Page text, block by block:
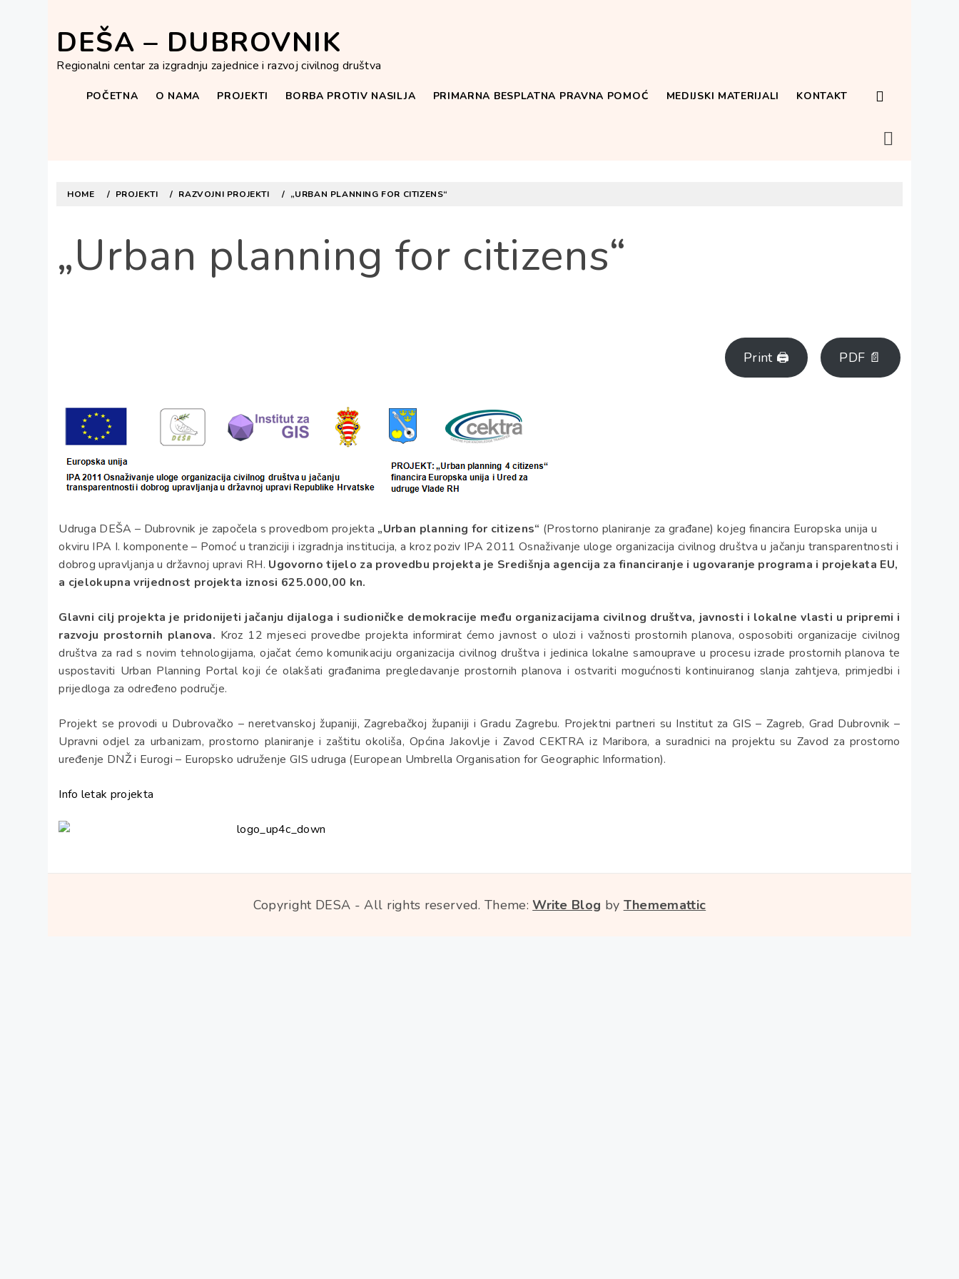
content
DEŠA – DUBROVNIK
Regionalni centar za izgradnju zajednice i razvoj civilnog društva
POČETNA O NAMA PROJEKTI BORBA PROTIV NASILJA PRIMARNA BESPLATNA PRAVNA POMOĆ MEDIJSKI MATERIJALI KONTAKT
HOME PROJEKTI RAZVOJNI PROJEKTI „URBAN PLANNING FOR CITIZENS“
„Urban planning for citizens“
Print 🖨 PDF 📄
Udruga DEŠA – Dubrovnik je započela s provedbom projekta „Urban planning for citizens“ (Prostorno planiranje za građane) kojeg financira Europska unija u
okviru IPA I. komponente – Pomoć u tranziciji i izgradnja institucija, a kroz poziv IPA 2011 Osnaživanje uloge organizacija civilnog društva u jačanju transparentnosti i
dobrog upravljanja u državnoj upravi RH. Ugovorno tijelo za provedbu projekta je Središnja agencija za financiranje i ugovaranje programa i projekata EU,
a cjelokupna vrijednost projekta iznosi 625.000,00 kn.
Glavni cilj projekta je pridonijeti jačanju dijaloga i sudioničke demokracije među organizacijama civilnog društva, javnosti i lokalne vlasti u pripremi i
razvoju prostornih planova. Kroz 12 mjeseci provedbe projekta informirat ćemo javnost o ulozi i važnosti prostornih planova, osposobiti organizacije civilnog
društva za rad s novim tehnologijama, ojačat ćemo komunikaciju organizacija civilnog društva i jedinica lokalne samouprave u procesu izrade prostornih planova te
uspostaviti Urban Planning Portal koji će olakšati građanima pregledavanje prostornih planova i ostvariti mogućnosti kontinuiranog slanja zahtjeva, primjedbi i
prijedloga za određeno područje.
Projekt se provodi u Dubrovačko – neretvanskoj županiji, Zagrebačkoj županiji i Gradu Zagrebu. Projektni partneri su Institut za GIS – Zagreb, Grad Dubrovnik –
Upravni odjel za urbanizam, prostorno planiranje i zaštitu okoliša, Općina Jakovlje i Zavod CEKTRA iz Maribora, a suradnici na projektu su Zavod za prostorno
uređenje DNŽ i Eurogi – Europsko udruženje GIS udruga (European Umbrella Organisation for Geographic Information).
Info letak projekta
Copyright DESA - All rights reserved. Theme: Write Blog by Thememattic